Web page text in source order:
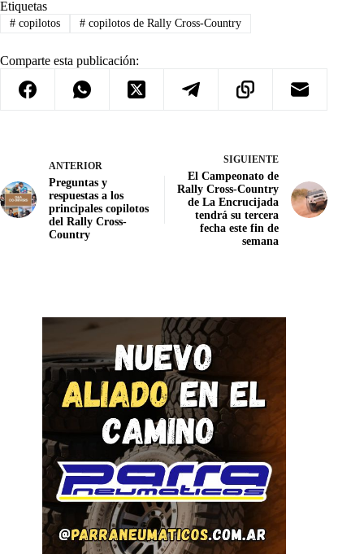
Etiquetas
#copilotos #copilotos de Rally Cross-Country
Comparte esta publicación:
ANTERIOR
Preguntas y
respuestas a los
principales copilotos
del Rally Cross-
Country
SIGUIENTE
El Campeonato de
Rally Cross-Country
de La Encrucijada
tendrá su tercera
fecha este fin de
semana